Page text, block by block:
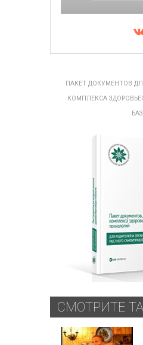
ПАКЕТ ДОКУМЕНТОВ
КОМПЛЕКСА
СМОТРИТЕ